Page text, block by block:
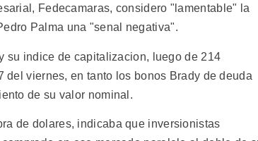
Fedecamaras, considero "lamentable" la
Palma una "senal negativa".
su indice de capitalizacion, luego de 214
viernes, en tanto los bonos Brady de deuda
de su valor nominal.
de dolares, indicaba que inversionistas